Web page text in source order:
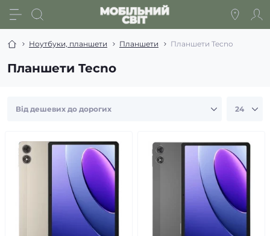
Ноутбуки, планшети Планшети Планшети Tecno
Планшети Tecno